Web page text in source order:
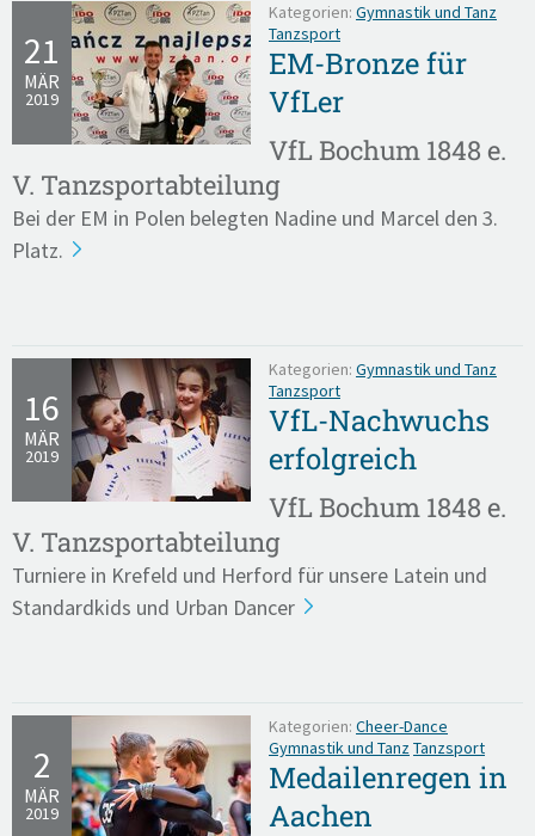
21
MÄR
2019
Kategorien: Gymnastik und Tanz
Tanzsport
EM-Bronze für
VfLer
VfL Bochum 1848 e.
V. Tanzsportabteilung
Bei der EM in Polen belegten Nadine und Marcel den 3.
Platz.
16
MÄR
2019
Kategorien: Gymnastik und Tanz
Tanzsport
VfL-Nachwuchs
erfolgreich
VfL Bochum 1848 e.
V. Tanzsportabteilung
Turniere in Krefeld und Herford für unsere Latein und
Standardkids und Urban Dancer
2
MÄR
2019
Kategorien: Cheer-Dance
Gymnastik und TanzTanzsport
Medailenregen in
Aachen